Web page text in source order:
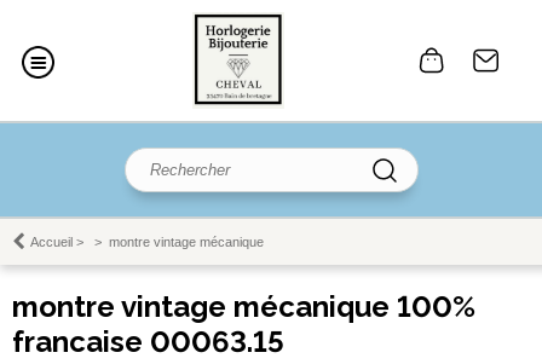
Accueil > > montre vintage mécanique
montre vintage mécanique 100%
francaise 00063.15